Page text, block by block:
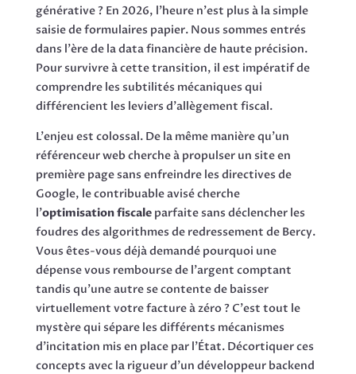
générative ? En 2026, l'heure n'est plus à la simple
saisie de formulaires papier. Nous sommes entrés
dans l'ère de la data financière de haute précision.
Pour survivre à cette transition, il est impératif de
comprendre les subtilités mécaniques qui
différencient les leviers d'allègement fiscal.
L'enjeu est colossal. De la même manière qu'un
référenceur web cherche à propulser un site en
première page sans enfreindre les directives de
Google, le contribuable avisé cherche
l'optimisation fiscaleparfaite sans déclencher les
foudres des algorithmes de redressement de Bercy.
Vous êtes-vous déjà demandé pourquoi une
dépense vous rembourse de l'argent comptant
tandis qu'une autre se contente de baisser
virtuellement votre facture à zéro ? C'est tout le
mystère qui sépare les différents mécanismes
d'incitation mis en place par l'État. Décortiquer ces
concepts avec la rigueur d'un développeur backend